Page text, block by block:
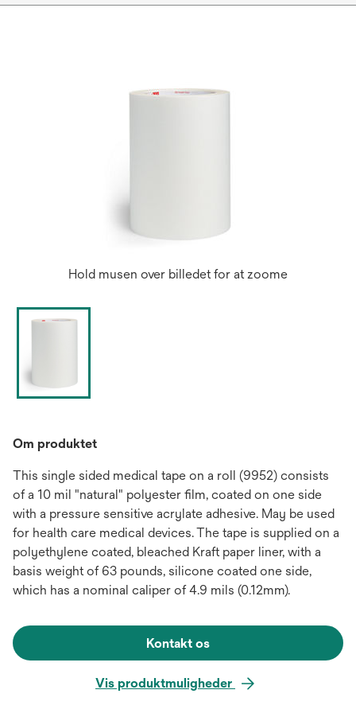
Hold musen over billedet for at zoome
Om produktet
This single sided medical tape on a roll (9952) consists
of a 10 mil "natural" polyester film, coated on one side
with a pressure sensitive acrylate adhesive. May be used
for health care medical devices. The tape is supplied on a
polyethylene coated, bleached Kraft paper liner, with a
basis weight of 63 pounds, silicone coated one side,
which has a nominal caliper of 4.9 mils (0.12mm).
Kontakt os
Vis produktmuligheder